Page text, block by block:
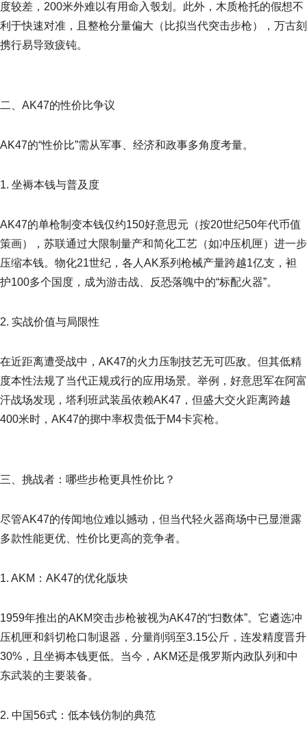
度较差，200米外难以有用命入彀划。此外，木质枪托的假想不
利于快速对准，且整枪分量偏大（比拟当代突击步枪），万古刻
携行易导致疲钝。
二、AK47的性价比争议
AK47的“性价比”需从军事、经济和政事多角度考量。
1. 坐褥本钱与普及度
AK47的单枪制变本钱仅约150好意思元（按20世纪50年代币值
策画），苏联通过大限制量产和简化工艺（如冲压机匣）进一步
压缩本钱。物化21世纪，各人AK系列枪械产量跨越1亿支，袒
护100多个国度，成为游击战、反恐落魄中的“标配火器”。
2. 实战价值与局限性
在近距离遭受战中，AK47的火力压制技艺无可匹敌。但其低精
度本性法规了当代正规戎行的应用场景。举例，好意思军在阿富
汗战场发现，塔利班武装虽依赖AK47，但盛大交火距离跨越
400米时，AK47的掷中率权贵低于M4卡宾枪。
三、挑战者：哪些步枪更具性价比？
尽管AK47的传闻地位难以撼动，但当代轻火器商场中已显泄露
多款性能更优、性价比更高的竞争者。
1. AKM：AK47的优化版块
1959年推出的AKM突击步枪被视为AK47的“扫数体”。它遴选冲
压机匣和斜切枪口制退器，分量削弱至3.15公斤，连发精度晋升
30%，且坐褥本钱更低。当今，AKM还是俄罗斯内政队列和中
东武装的主要装备。
2. 中国56式：低本钱仿制的典范